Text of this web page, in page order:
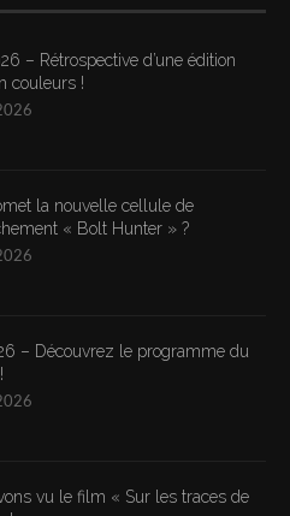
– Rétrospective d’une édition
couleurs !
la nouvelle cellule de
« Bolt Hunter » ?
– Découvrez le programme du
vu le film « Sur les traces de